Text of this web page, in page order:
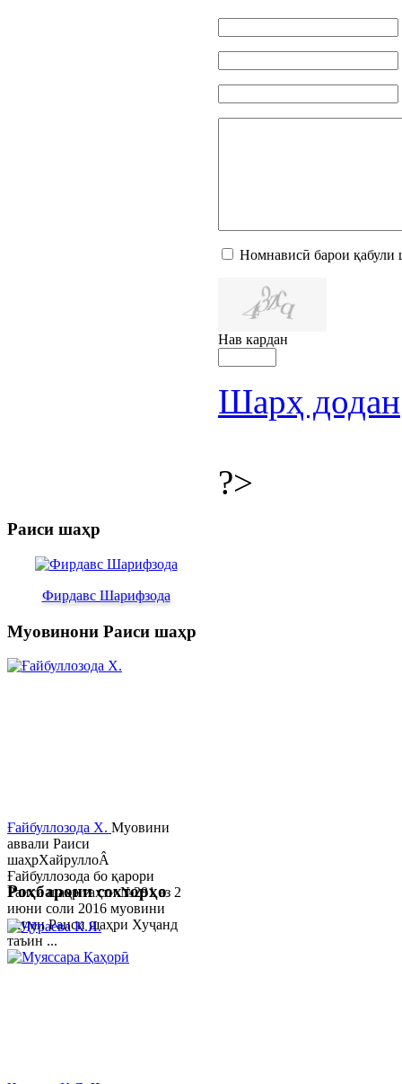
Номнависӣ барои қабули
Нав кардан
Шарҳ додан
?>
Раиси шаҳр
Фирдавс Шарифзода
Муовинони Раиси шаҳр
Ғайбуллозода Х. Муовини
аввали Раиси
шаҳрХайруллоÂ
Ғайбуллозода бо қарори
Раиси шаҳр таҳти №281 аз 2
июни соли 2016 муовини
якуми Раиси шаҳри Хуҷанд
таъин ...
Роҳбарони сохторҳо